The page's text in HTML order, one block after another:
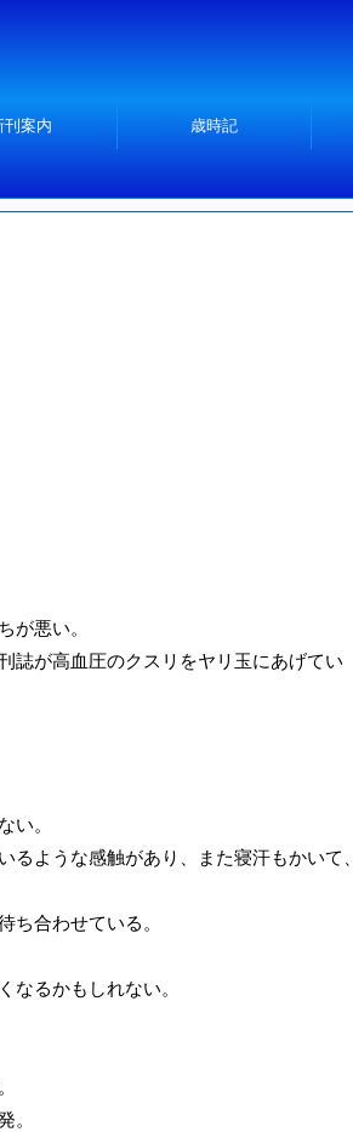
刊案内 歳時記
悪い。
誌が高血圧のクスリをヤリ玉にあげてい
い。
ような感触があり、また寝汗もかいて、
合わせている。
るかもしれない。
。